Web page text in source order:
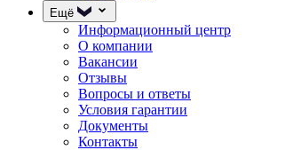
Ещё
Информационный центр
О компании
Вакансии
Отзывы
Вопросы и ответы
Условия гарантии
Документы
Контакты